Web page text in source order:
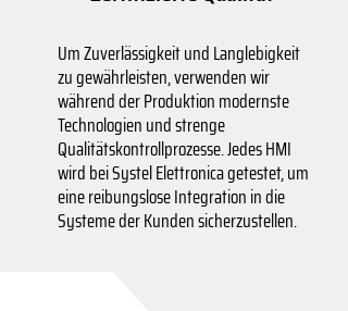
Um Zuverlässigkeit und Langlebigkeit
zu gewährleisten, verwenden wir
während der Produktion modernste
Technologien und strenge
Qualitätskontrollprozesse. Jedes HMI
wird bei Systel Elettronica getestet, um
eine reibungslose Integration in die
Systeme der Kunden sicherzustellen.